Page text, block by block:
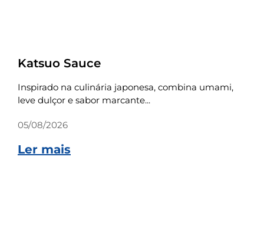
Katsuo Sauce
Inspirado na culinária japonesa, combina umami,
leve dulçor e sabor marcante...
05/08/2026
Ler mais